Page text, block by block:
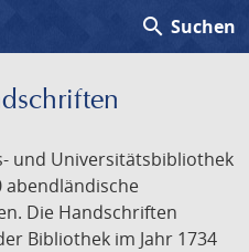
search Suchen
und Universitätsbibliothek
abendländische
Die Handschriften
Bibliothek im Jahr 1734